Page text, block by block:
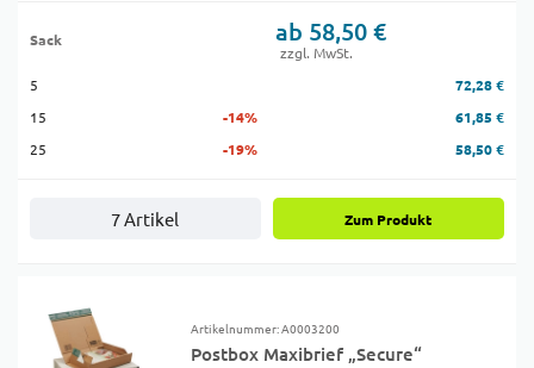
Sack ab 58,50 €
zzgl. MwSt.
5
72,28 €
15
-14%
61,85 €
25
-19% 58,50 €
7 Artikel Zum Produkt
Artikelnummer: A0003200
Postbox Maxibrief „Secure“